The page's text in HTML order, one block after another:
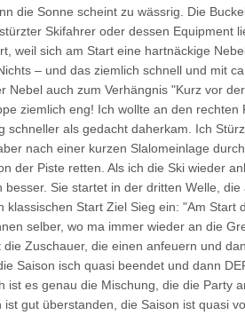
die Sonne scheint zu wässrig. Die
Skifahrer oder dessen Equipment
weil sich am Start eine hartnäckige
– und das ziemlich schnell und mit
Nebel auch zum Verhängnis "Kurz vor
ziemlich eng! Ich wollte an den rechten
schneller als gedacht daherkam. Ich
nach einer kurzen Slalomeinlage
der Piste retten. Als ich die Ski wieder
besser. Sie startet in der dritten Welle,
klassischen Start Ziel Sieg ein: "Am Start
selber, wo ma immer wieder an die
die Zuschauer, die einen anfeuern und
Saison isch quasi beendet und dann
ist es genau die Mischung, die die Party
ist gut überstanden, die Saison ist quasi